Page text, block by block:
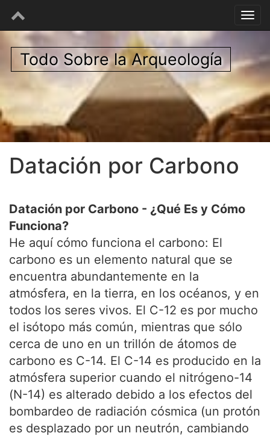
Todo Sobre la Arqueología
Datación por Carbono
Datación por Carbono - ¿Qué Es y Cómo
Funciona?
He aquí cómo funciona el carbono: El
carbono es un elemento natural que se
encuentra abundantemente en la
atmósfera, en la tierra, en los océanos, y en
todos los seres vivos. El C-12 es por mucho
el isótopo más común, mientras que sólo
cerca de uno en un trillón de átomos de
carbono es C-14. El C-14 es producido en la
atmósfera superior cuando el nitrógeno-14
(N-14) es alterado debido a los efectos del
bombardeo de radiación cósmica (un protón
es desplazado por un neutrón, cambiando